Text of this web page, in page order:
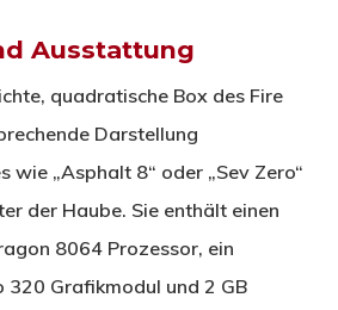
Ausstattung
quadratische Box des Fire
Darstellung
wie „Asphalt 8“ oder „Sev Zero“
der Haube. Sie enthält einen
8064 Prozessor, ein
320 Grafikmodul und 2 GB